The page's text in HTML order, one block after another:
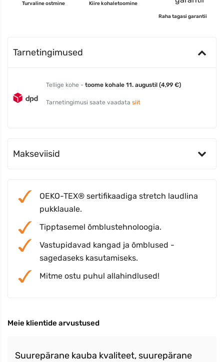
Turvaline ostmine Kiire kohaletoomine
Raha tagasi garantii
Tarnetingimused
Tellige kohe - toome kohale 11. augustil (4,99 €)
Tarnetingimusi saate vaadata siit
Makseviisid
OEKO-TEX® sertifikaadiga stretch laudlina
pukklauale.
Tipptasemel õmblustehnoloogia.
Vastupidavad kangad ja õmblused -
sagedaseks kasutamiseks.
Mitme ostu puhul allahindlused!
Meie klientide arvustused
Suurepärane kauba kvaliteet, suurepärane